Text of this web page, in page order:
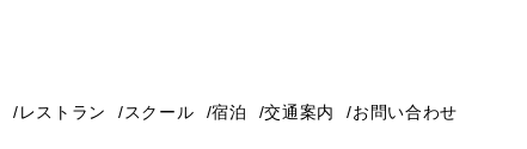
レストラン スクール 宿泊 交通案内 お問い合わせ